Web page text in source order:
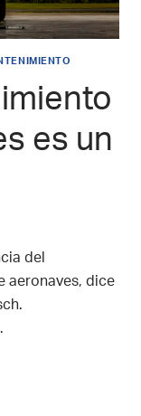
es un
del
aeronaves, dice